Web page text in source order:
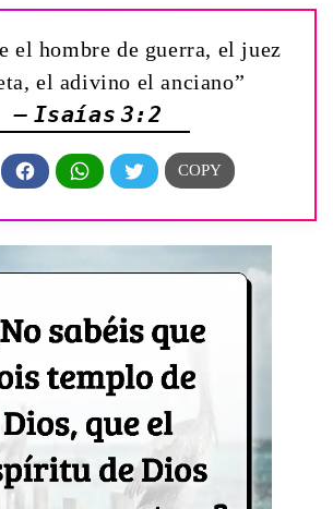
el hombre de guerra, el juez
el adivino el anciano”
— Isaías 3:2